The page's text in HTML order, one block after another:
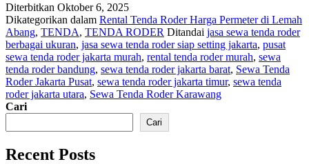
Harga
Permeter
di
Lemah
Abang
Diterbitkan Oktober 6, 2025
Dikategorikan dalam Rental Tenda Roder Harga Permeter di Lemah
Abang, TENDA, TENDA RODER Ditandai jasa sewa tenda roder
berbagai ukuran, jasa sewa tenda roder siap setting jakarta, pusat
sewa tenda roder jakarta murah, rental tenda roder murah, sewa
tenda roder bandung, sewa tenda roder jakarta barat, Sewa Tenda
Roder Jakarta Pusat, sewa tenda roder jakarta timur, sewa tenda
roder jakarta utara, Sewa Tenda Roder Karawang
Cari
Cari
Recent Posts